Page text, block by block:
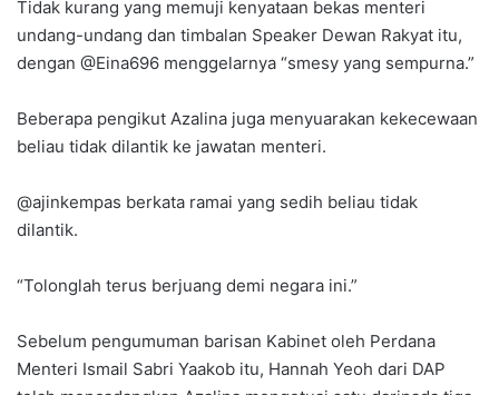
Tidak kurang yang memuji kenyataan bekas menteri
undang-undang dan timbalan Speaker Dewan Rakyat itu,
dengan @Eina696 menggelarnya “smesy yang sempurna.”
Beberapa pengikut Azalina juga menyuarakan kekecewaan
beliau tidak dilantik ke jawatan menteri.
@ajinkempas berkata ramai yang sedih beliau tidak
dilantik.
“Tolonglah terus berjuang demi negara ini.”
Sebelum pengumuman barisan Kabinet oleh Perdana
Menteri Ismail Sabri Yaakob itu, Hannah Yeoh dari DAP